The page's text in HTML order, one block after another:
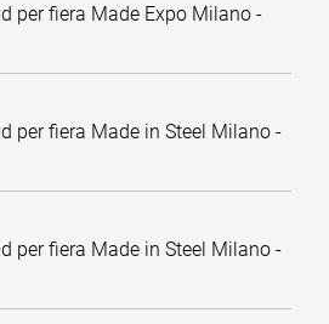
per fiera Made Expo Milano -
per fiera Made in Steel Milano -
per fiera Made in Steel Milano -